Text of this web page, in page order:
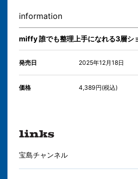
information
miffy 誰でも整理上手になれる3層シ
発売日 2025年12月18日
価格 4,389円(税込)
宝島チャンネル